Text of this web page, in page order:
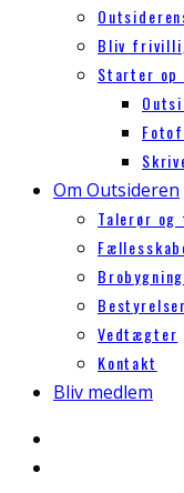
Bliv
Starter op
Om Outsideren
Talerør
Brobygning
Vedtægter
Kontakt
Bliv medlem